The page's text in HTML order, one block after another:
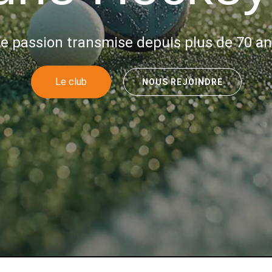
passion transmise depuis plus de 70
Le club NOUS REJOINDRE